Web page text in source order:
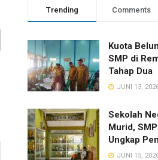
Trending Comments
Kuota
SMP di
Tahap Dua
JUNI 13,
Sekolah
Murid,
Ungkap
JUNI 15,